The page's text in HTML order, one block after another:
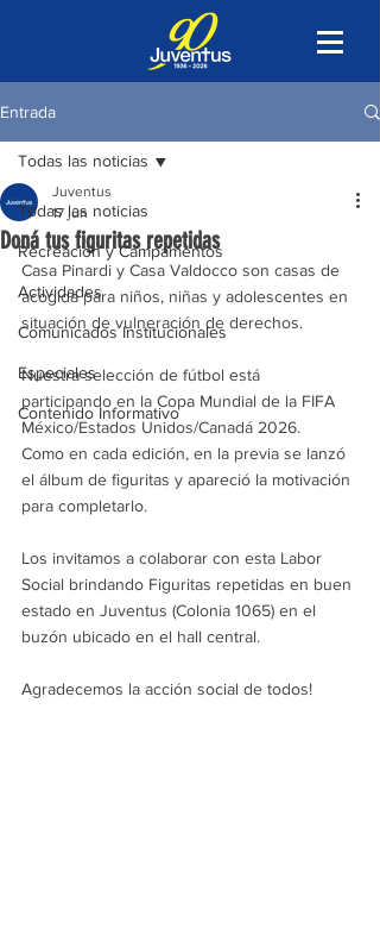
Entrada
Todas las noticias
Recreación y Campamentos
Actividades
Comunicados Institucionales
Especiales
Contenido Informativo
Todas las noticias
Doná tus figuritas repetidas
Juventus
17 jun
Casa Pinardi y Casa Valdocco son casas de
acogida para niños, niñas y adolescentes en
situación de vulneración de derechos.
Nuestra selección de fútbol está
participando en la Copa Mundial de la FIFA
México/Estados Unidos/Canadá 2026.
Como en cada edición, en la previa se lanzó
el álbum de figuritas y apareció la motivación
para completarlo.
Los invitamos a colaborar con esta Labor
Social brindando Figuritas repetidas en buen
estado en Juventus (Colonia 1065) en el
buzón ubicado en el hall central.
Agradecemos la acción social de todos!